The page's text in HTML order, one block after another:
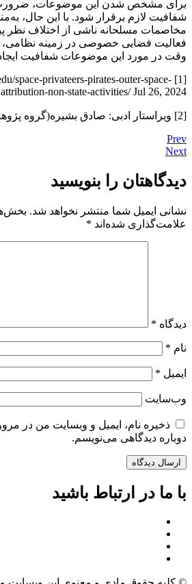
برای مشخص شدن این موضوعات، ضرورت
شفافیت لازم برقرار شود. با این حال،
مخاصمات مسلحانه ناشی از اختلاف نظر
فعالیت فضایی خصوصی در زمینه
وقت در مورد این موضوعات شفافیت ایجاد
space-privateers-pirates-outer-space-
attribution-non-state-activities/ Jul 26, 2024
[2] ویراستار ادبی: صادق بشیره(گروه پژوهشی آکادمی بیگدلی)
Prev
Next
دیدگاهتان را بنویسید
نشانی ایمیل شما منتشر نخواهد شد.
علامت‌گذاری شده‌اند *
دیدگاه *
نام *
ایمیل *
وب‌سایت
ذخیره نام، ایمیل و وبسایت من در
دوباره دیدگاهی می‌نویسم.
با ما در ارتباط باشید